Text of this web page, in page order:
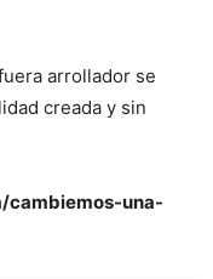
arrollador se
creada y sin
cambiemos-una-